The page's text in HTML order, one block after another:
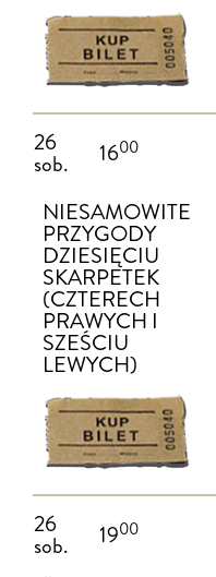
26
sob. 1600
NIESAMOWITE
PRZYGODY
DZIESIĘCIU
SKARPETEK
(CZTERECH
PRAWYCH I
SZEŚCIU
LEWYCH)
26
sob. 1900